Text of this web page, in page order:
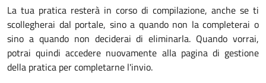
La tua pratica resterà in corso di compilazione, anche se ti
scollegherai dal portale, sino a quando non la completerai o
sino a quando non deciderai di eliminarla. Quando vorrai,
potrai quindi accedere nuovamente alla pagina di gestione
della pratica per completarne l'invio.